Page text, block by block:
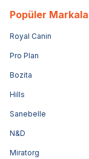
Popüler
Royal Canin
Pro Plan
Bozita
Hills
Sanebelle
N&D
Miratorg